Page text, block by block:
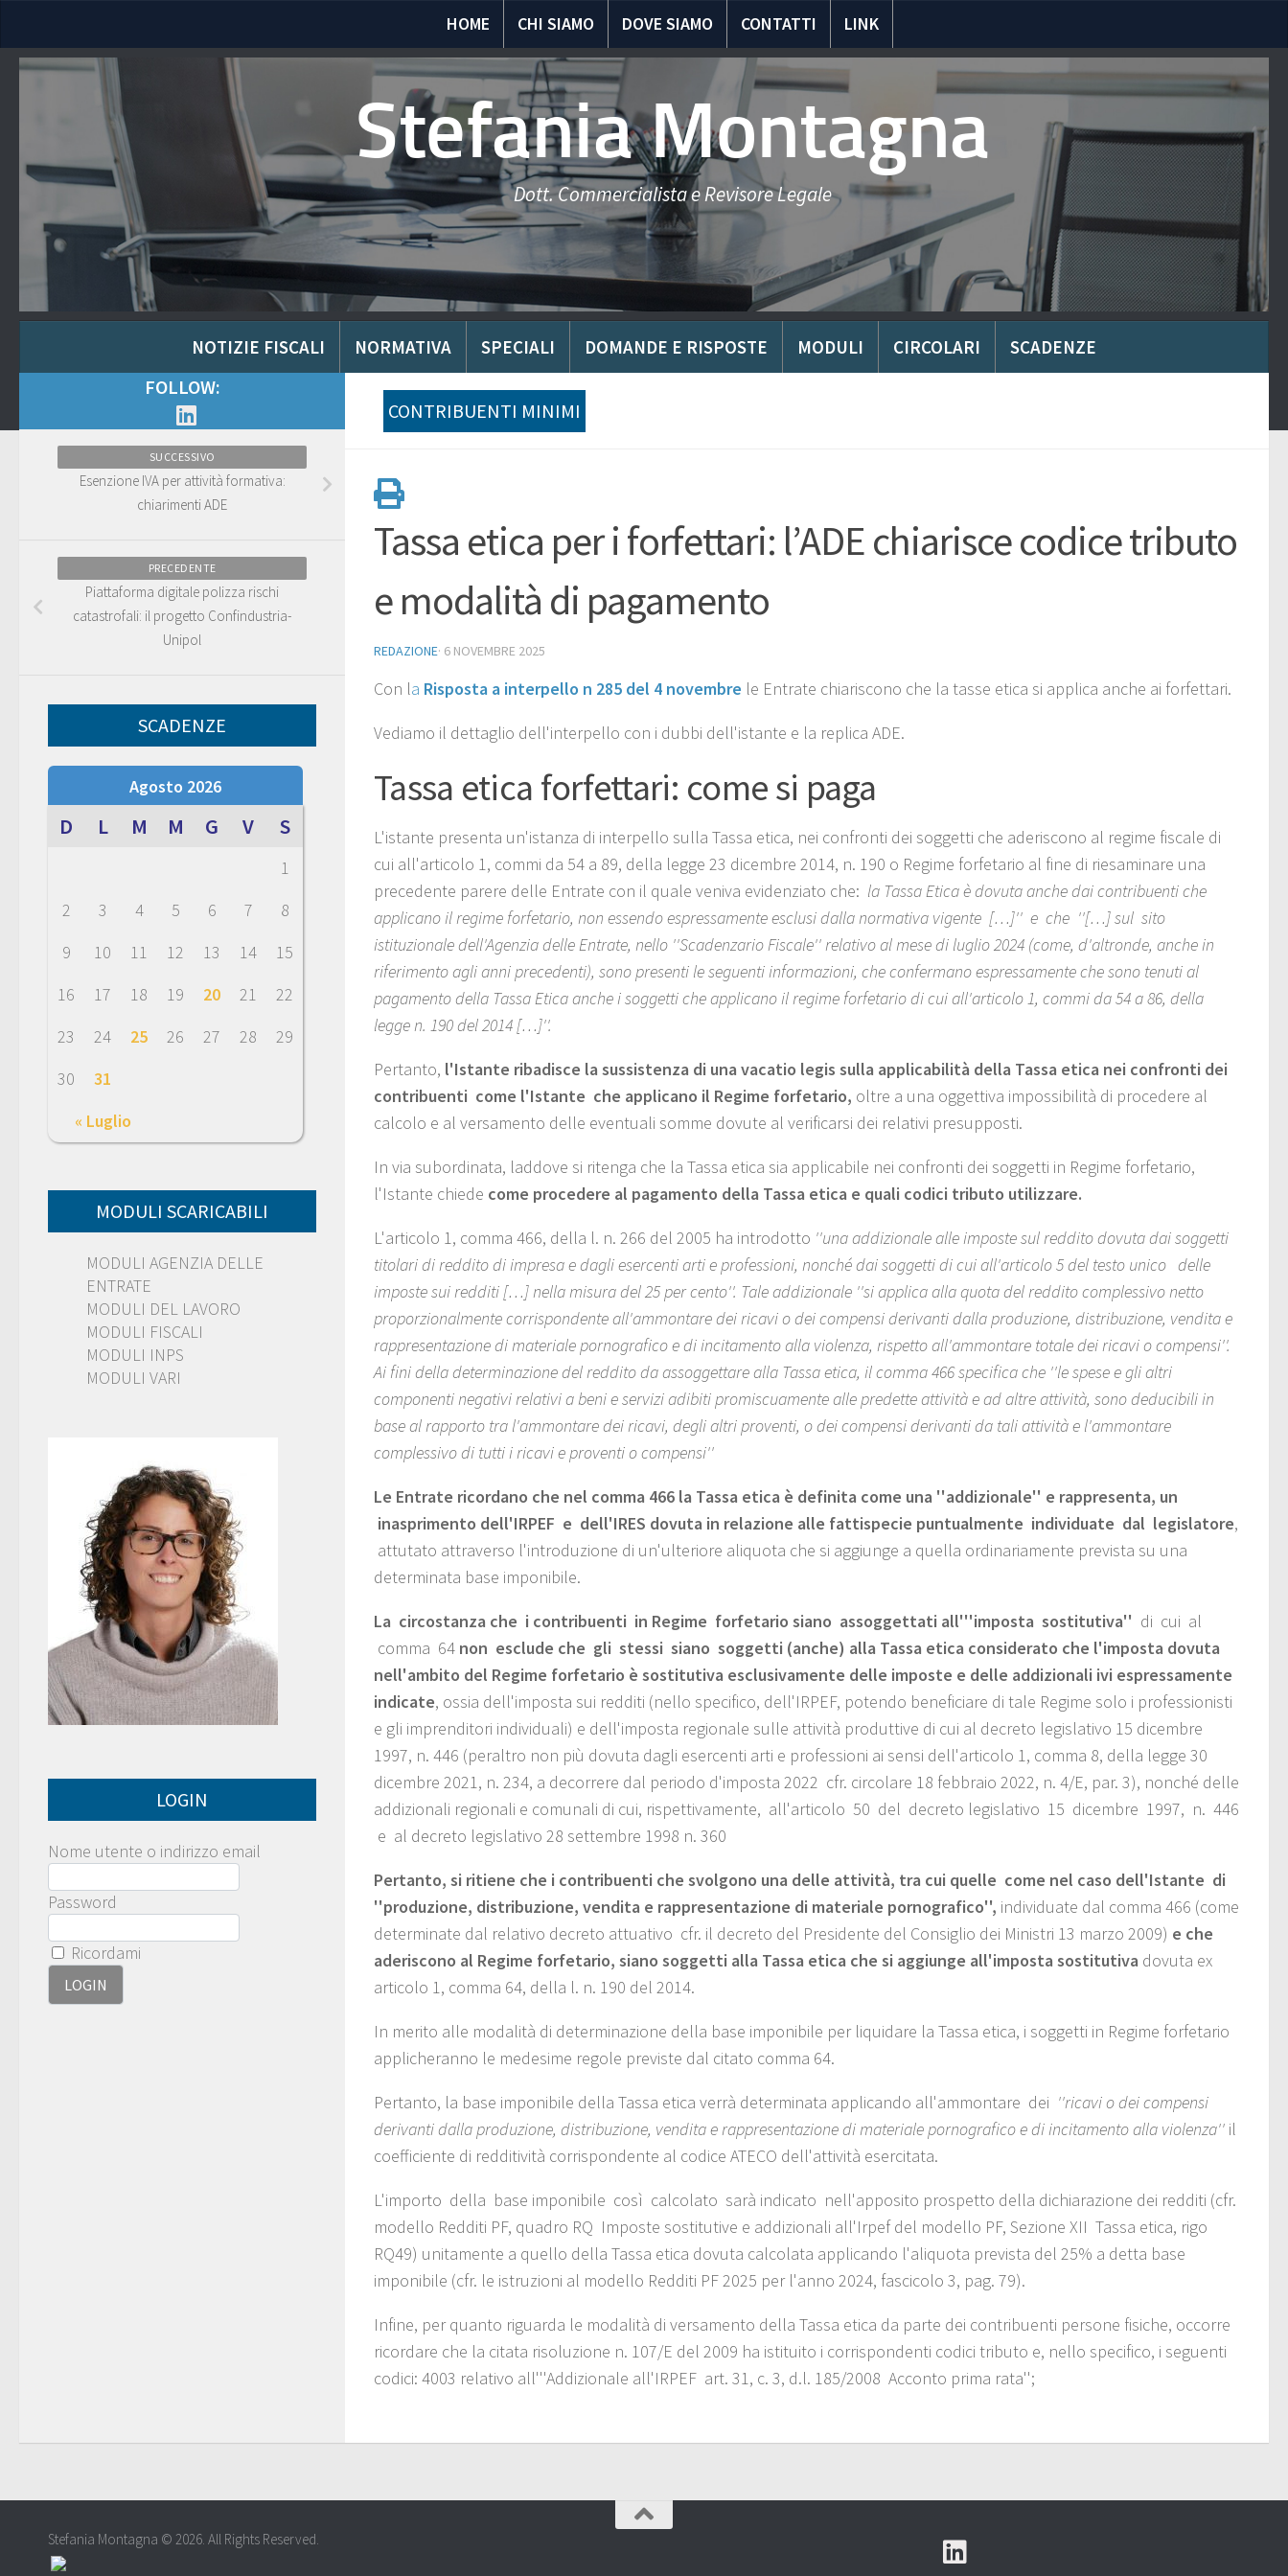
HOME CHI SIAMO DOVE SIAMO CONTATTI LINK
Stefania Montagna
Dott. Commercialista e Revisore Legale
NOTIZIE FISCALI NORMATIVA SPECIALI DOMANDE E RISPOSTE MODULI CIRCOLARI SCADENZE
CONTRIBUENTI MINIMI
Tassa etica per i forfettari: l’ADE chiarisce codice tributo
e modalità di pagamento
REDAZIONE· 6 NOVEMBRE 2025
Con la Risposta a interpello n 285 del 4 novembre le Entrate chiariscono che la tasse etica si applica anche ai forfettari.
Vediamo il dettaglio dell'interpello con i dubbi dell'istante e la replica ADE.
Tassa etica forfettari: come si paga
L'istante presenta un'istanza di interpello sulla Tassa etica, nei confronti dei soggetti che aderiscono al regime fiscale di
cui all'articolo 1, commi da 54 a 89, della legge 23 dicembre 2014, n. 190 o Regime forfetario al fine di riesaminare una
precedente parere delle Entrate con il quale veniva evidenziato che: la Tassa Etica è dovuta anche dai contribuenti che
applicano il regime forfetario, non essendo espressamente esclusi dalla normativa vigente […]'' e che ''[…] sul sito
istituzionale dell'Agenzia delle Entrate, nello ''Scadenzario Fiscale'' relativo al mese di luglio 2024 (come, d'altronde, anche in
riferimento agli anni precedenti), sono presenti le seguenti informazioni, che confermano espressamente che sono tenuti al
pagamento della Tassa Etica anche i soggetti che applicano il regime forfetario di cui all'articolo 1, commi da 54 a 86, della
legge n. 190 del 2014 […]''.
Pertanto, l'Istante ribadisce la sussistenza di una vacatio legis sulla applicabilità della Tassa etica nei confronti dei
contribuenti ­ come l'Istante ­ che applicano il Regime forfetario, oltre a una oggettiva impossibilità di procedere al
calcolo e al versamento delle eventuali somme dovute al verificarsi dei relativi presupposti.
In via subordinata, laddove si ritenga che la Tassa etica sia applicabile nei confronti dei soggetti in Regime forfetario,
l'Istante chiede come procedere al pagamento della Tassa etica e quali codici tributo utilizzare.
L'articolo 1, comma 466, della l. n. 266 del 2005 ha introdotto ''una addizionale alle imposte sul reddito dovuta dai soggetti
titolari di reddito di impresa e dagli esercenti arti e professioni, nonché dai soggetti di cui all'articolo 5 del testo unico delle
imposte sui redditi […] nella misura del 25 per cento''. Tale addizionale ''si applica alla quota del reddito complessivo netto
proporzionalmente corrispondente all'ammontare dei ricavi o dei compensi derivanti dalla produzione, distribuzione, vendita e
rappresentazione di materiale pornografico e di incitamento alla violenza, rispetto all'ammontare totale dei ricavi o compensi''.
Ai fini della determinazione del reddito da assoggettare alla Tassa etica, il comma 466 specifica che ''le spese e gli altri
componenti negativi relativi a beni e servizi adibiti promiscuamente alle predette attività e ad altre attività, sono deducibili in
base al rapporto tra l'ammontare dei ricavi, degli altri proventi, o dei compensi derivanti da tali attività e l'ammontare
complessivo di tutti i ricavi e proventi o compensi''
Le Entrate ricordano che nel comma 466 la Tassa etica è definita come una ''addizionale'' e rappresenta, un
inasprimento dell'IRPEF e dell'IRES dovuta in relazione alle fattispecie puntualmente individuate dal legislatore,
attutato attraverso l'introduzione di un'ulteriore aliquota che si aggiunge a quella ordinariamente prevista su una
determinata base imponibile.
La circostanza che i contribuenti in Regime forfetario siano assoggettati all'''imposta sostitutiva'' di cui al
comma 64 non esclude che gli stessi siano soggetti (anche) alla Tassa etica considerato che l'imposta dovuta
nell'ambito del Regime forfetario è sostitutiva esclusivamente delle imposte e delle addizionali ivi espressamente
indicate, ossia dell'imposta sui redditi (nello specifico, dell'IRPEF, potendo beneficiare di tale Regime solo i professionisti
e gli imprenditori individuali) e dell'imposta regionale sulle attività produttive di cui al decreto legislativo 15 dicembre
1997, n. 446 (peraltro non più dovuta dagli esercenti arti e professioni ai sensi dell'articolo 1, comma 8, della legge 30
dicembre 2021, n. 234, a decorrere dal periodo d'imposta 2022 ­ cfr. circolare 18 febbraio 2022, n. 4/E, par. 3), nonché delle
addizionali regionali e comunali di cui, rispettivamente, all'articolo 50 del decreto legislativo 15 dicembre 1997, n. 446
e al decreto legislativo 28 settembre 1998 n. 360
Pertanto, si ritiene che i contribuenti che svolgono una delle attività, tra cui quelle ­ come nel caso dell'Istante ­ di
''produzione, distribuzione, vendita e rappresentazione di materiale pornografico'', individuate dal comma 466 (come
determinate dal relativo decreto attuativo ­ cfr. il decreto del Presidente del Consiglio dei Ministri 13 marzo 2009) e che
aderiscono al Regime forfetario, siano soggetti alla Tassa etica che si aggiunge all'imposta sostitutiva dovuta ex
articolo 1, comma 64, della l. n. 190 del 2014.
In merito alle modalità di determinazione della base imponibile per liquidare la Tassa etica, i soggetti in Regime forfetario
applicheranno le medesime regole previste dal citato comma 64.
Pertanto, la base imponibile della Tassa etica verrà determinata applicando all'ammontare dei ''ricavi o dei compensi
derivanti dalla produzione, distribuzione, vendita e rappresentazione di materiale pornografico e di incitamento alla violenza'' il
coefficiente di redditività corrispondente al codice ATECO dell'attività esercitata.
L'importo della base imponibile così calcolato sarà indicato nell'apposito prospetto della dichiarazione dei redditi (cfr.
modello Redditi PF, quadro RQ ­ Imposte sostitutive e addizionali all'Irpef del modello PF, Sezione XII ­ Tassa etica, rigo
RQ49) unitamente a quello della Tassa etica dovuta calcolata applicando l'aliquota prevista del 25% a detta base
imponibile (cfr. le istruzioni al modello Redditi PF 2025 per l'anno 2024, fascicolo 3, pag. 79).
Infine, per quanto riguarda le modalità di versamento della Tassa etica da parte dei contribuenti persone ­fisiche, occorre
ricordare che la citata risoluzione n. 107/E del 2009 ha istituito i corrispondenti codici tributo e, nello specifico, i seguenti
codici: 4003 relativo all'''Addizionale all'IRPEF ­ art. 31, c. 3, d.l. 185/2008 ­ Acconto prima rata'';
FOLLOW:
SUCCESSIVO
Esenzione IVA per attività formativa:
chiarimenti ADE
PRECEDENTE
Piattaforma digitale polizza rischi
catastrofali: il progetto Confindustria-
Unipol
SCADENZE
Agosto 2026
D L M M G V S
« Luglio
1
2
3 4 5 6 7
8
9
10 11 12 13 14
15
16
17 18 19 20 21
22
23
24 25 26 27 28
29
30
31
MODULI SCARICABILI
MODULI AGENZIA DELLE
ENTRATE
MODULI DEL LAVORO
MODULI FISCALI
MODULI INPS
MODULI VARI
LOGIN
Nome utente o indirizzo email
Password
Ricordami
Stefania Montagna © 2026. All Rights Reserved.